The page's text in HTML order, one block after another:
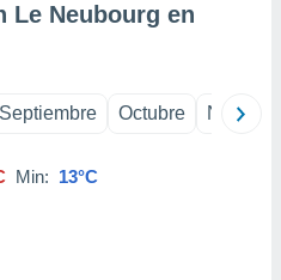
Le Neubourg en
Septiembre Octubre
Min: 13°C